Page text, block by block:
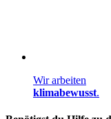
Wir arbeiten
klimabewusst.